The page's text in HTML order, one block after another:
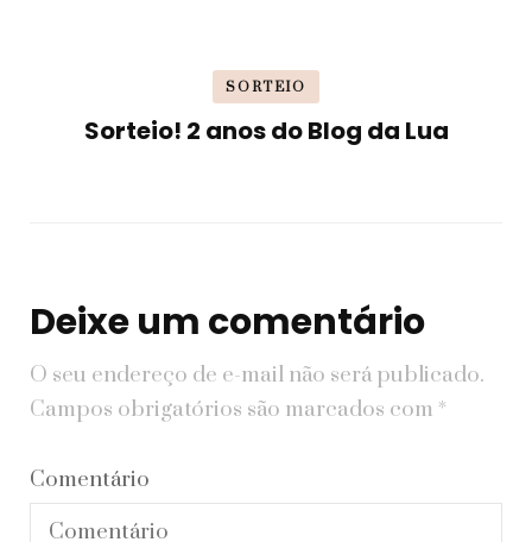
SORTEIO
Sorteio! 2 anos do Blog da Lua
Deixe um comentário
O seu endereço de e-mail não será publicado.
Campos obrigatórios são marcados com *
Comentário